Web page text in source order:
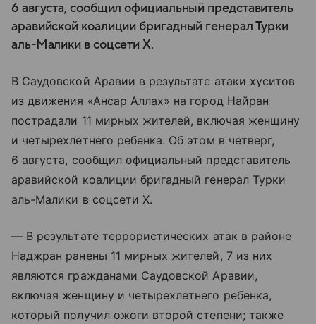
6 августа, сообщил официальный представитель
аравийской коалиции бригадный генерал Турки
аль-Малики в соцсети X.
В Саудовской Аравии в результате атаки хуситов
из движения «Ансар Аллах» на город Найран
пострадали 11 мирных жителей, включая женщину
и четырехлетнего ребенка. Об этом в четверг,
6 августа, сообщил официальный представитель
аравийской коалиции бригадный генерал Турки
аль-Малики в соцсети X.
— В результате террористических атак в районе
Наджран ранены 11 мирных жителей, 7 из них
являются гражданами Саудовской Аравии,
включая женщину и четырехлетнего ребенка,
который получил ожоги второй степени; также